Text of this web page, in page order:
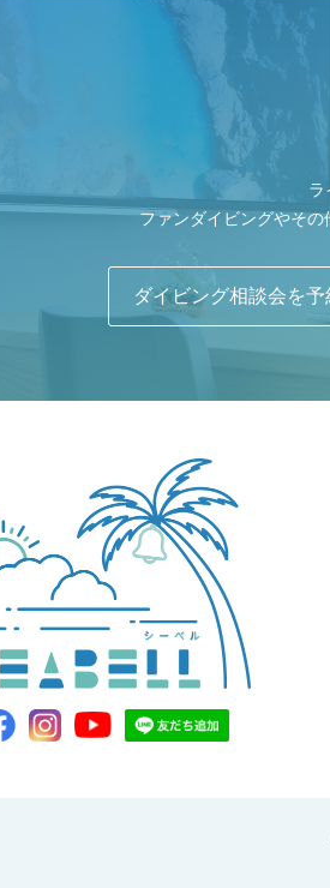
ラ
ファンダイビングやその
ダイビング相談会を予